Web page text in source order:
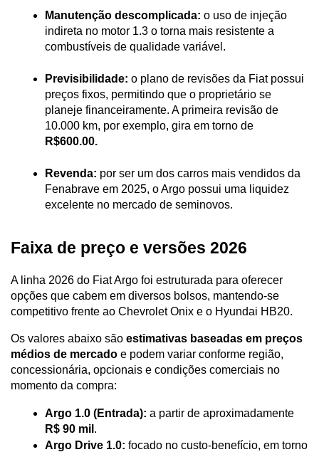
Manutenção descomplicada: o uso de injeção
indireta no motor 1.3 o torna mais resistente a
combustíveis de qualidade variável.
Previsibilidade: o plano de revisões da Fiat possui
preços fixos, permitindo que o proprietário se
planeje financeiramente. A primeira revisão de
R$600.00.
Revenda: por ser um dos carros mais vendidos da
Fenabrave em 2025, o Argo possui uma liquidez
excelente no mercado de seminovos.
Faixa de preço e versões 2026
A linha 2026 do Fiat Argo foi estruturada para oferecer
opções que cabem em diversos bolsos, mantendo-se
competitivo frente ao Chevrolet Onix e o Hyundai HB20.
Os valores abaixo são estimativas baseadas em preços
médios de mercado e podem variar conforme região,
concessionária, opcionais e condições comerciais no
momento da compra:
Argo 1.0 (Entrada):
R$ 90 mil .
Argo Drive 1.0: focado no custo-benefício, em torno